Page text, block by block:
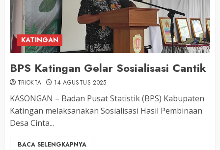
KATINGAN
BPS Katingan Gelar Sosialisasi Cantik
TRIOKTA 14 AGUSTUS 2025
KASONGAN – Badan Pusat Statistik (BPS) Kabupaten
Katingan melaksanakan Sosialisasi Hasil Pembinaan
Desa Cinta...
BACA SELENGKAPNYA